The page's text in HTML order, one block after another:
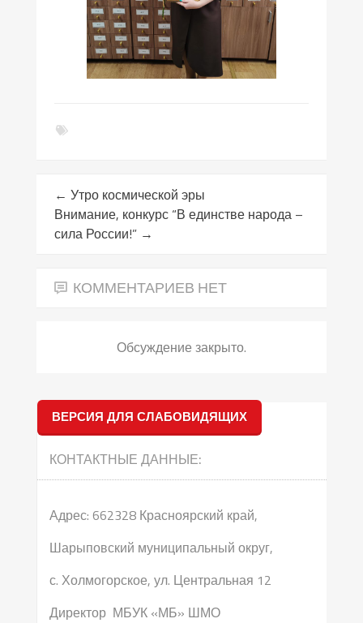
← Утро космической эры
Внимание, конкурс “В единстве народа –
сила России!” →
КОММЕНТАРИЕВ НЕТ
Обсуждение закрыто.
ВЕРСИЯ ДЛЯ СЛАБОВИДЯЩИХ
КОНТАКТНЫЕ ДАННЫЕ:
Адрес: 662328 Красноярский край,
Шарыповский муниципальный округ,
с. Холмогорское, ул. Центральная 12
Директор МБУК «МБ» ШМО